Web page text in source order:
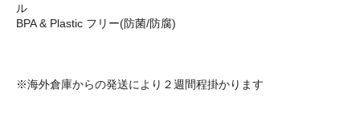
ル
BPA & Plastic フリー(防菌/防腐)
※海外倉庫からの発送により２週間程掛かります